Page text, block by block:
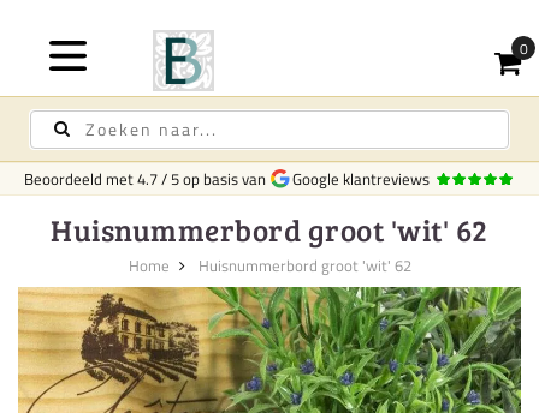
Beoordeeld met4.7/5op basis van Google klantreviews
Huisnummerbord groot 'wit' 62
Home Huisnummerbord groot 'wit' 62